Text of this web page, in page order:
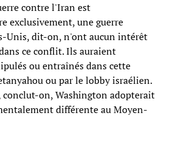
contre l'Iran est
exclusivement, une guerre
Unis, dit-on, n'ont aucun intérêt
ce conflit. Ils auraient
ou entraînés dans cette
ou par le lobby israélien.
conclut-on, Washington adopterait
différente au Moyen-